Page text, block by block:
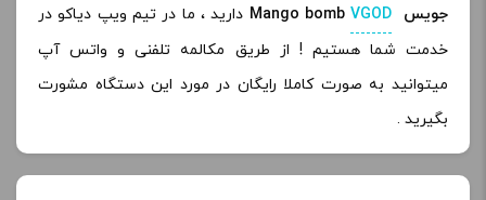
جویس VGOD
Mango bomb
دارید ، ما در تیم ویپ دیاکو در
خدمت شما هستیم ! از طریق مکالمه تلفنی و واتس آپ
میتوانید به صورت کاملا رایگان در مورد این دستگاه مشورت
بگیرید .